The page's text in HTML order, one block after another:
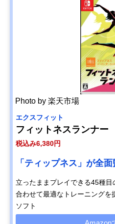
Photo by 楽天市場
エクスフィット
フィットネスランナー
税込み6,380円
「ティップネス」が全面
立ったままプレイできる45種
合わせて最適なトレーニングを
ソフト